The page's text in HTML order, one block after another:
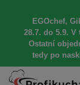
EGOchef,
28.7. do 5.9. V
Ostatní
tedy po